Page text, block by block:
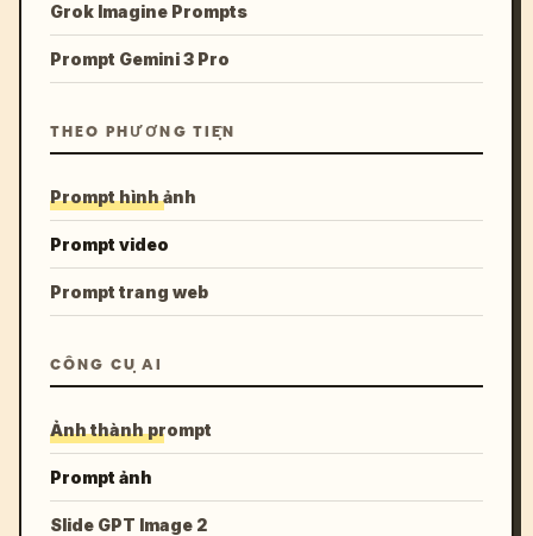
Grok Imagine Prompts
Prompt Gemini 3 Pro
THEO PHƯƠNG TIỆN
Prompt hình ảnh
Prompt video
Prompt trang web
CÔNG CỤ AI
Ảnh thành prompt
Prompt ảnh
Slide GPT Image 2